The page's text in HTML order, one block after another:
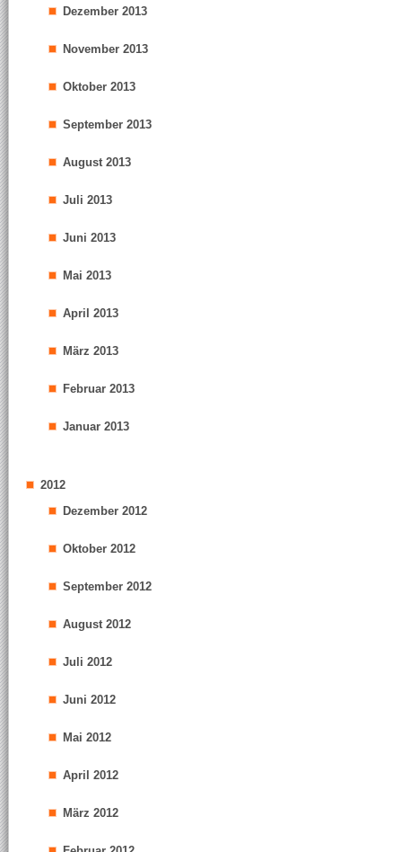
Dezember 2013
November 2013
Oktober 2013
September 2013
August 2013
Juli 2013
Juni 2013
Mai 2013
April 2013
März 2013
Februar 2013
Januar 2013
2012
Dezember 2012
Oktober 2012
September 2012
August 2012
Juli 2012
Juni 2012
Mai 2012
April 2012
März 2012